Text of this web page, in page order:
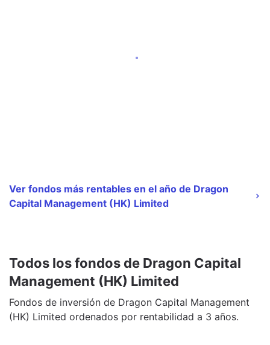
Ver fondos más rentables en el año de Dragon
Capital Management (HK) Limited
Todos los fondos de Dragon Capital
Management (HK) Limited
Fondos de inversión de Dragon Capital Management
(HK) Limited ordenados por rentabilidad a 3 años.